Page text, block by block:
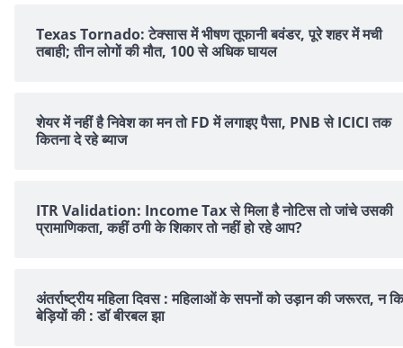
Texas Tornado: टेक्सास में भीषण तूफानी बवंडर, पूरे शहर में मची
तबाही; तीन लोगों की मौत, 100 से अधिक घायल
शेयर में नहीं है न‍िवेश का मन तो FD में लगाइए पैसा, PNB से ICICI तक
क‍ितना दे रहे ब्‍याज
ITR Validation: Income Tax से मिला है नोटिस तो जांचे उसकी
प्रामाणिकता, कहीं ठगी के शिकार तो नहीं हो रहे आप?
अंतर्राष्ट्रीय महिला दिवस : महिलाओं के सपनों को उड़ान की जरूरत, न कि
बेड़ियों की : डॉ बीरबल झा